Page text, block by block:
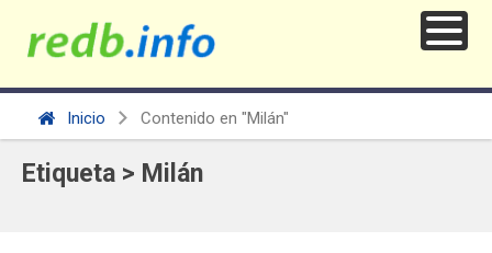
Inicio Contenido en "Milán"
Etiqueta > Milán